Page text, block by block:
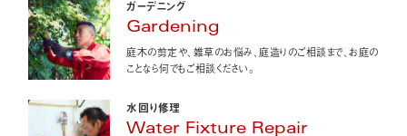
ガーデニング
Gardening
庭木の剪定や、雑草のお悩み、庭造りのご相談まで、お庭の
ことなら何でもご相談ください。
水回り修理
Water Fixture Repair